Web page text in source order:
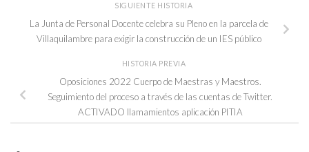
SIGUIENTE HISTORIA
La Junta de Personal Docente celebra su Pleno en la parcela de
Villaquilambre para exigir la construcción de un IES público
HISTORIA PREVIA
Oposiciones 2022 Cuerpo de Maestras y Maestros.
Seguimiento del proceso a través de las cuentas de Twitter.
ACTIVADO llamamientos aplicación PITIA